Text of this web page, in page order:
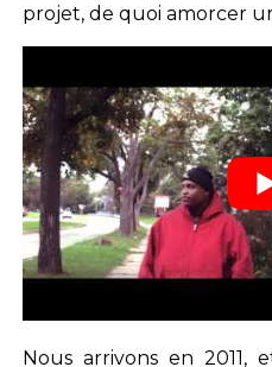
projet, de quoi amorcer
Nous arrivons en